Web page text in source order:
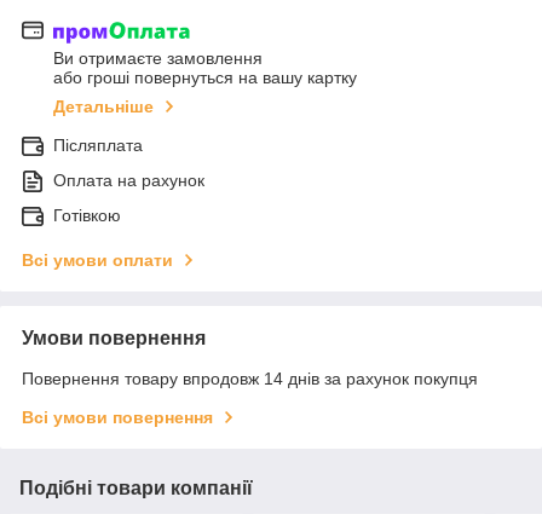
Ви отримаєте замовлення
або гроші повернуться на вашу картку
Детальніше
Післяплата
Оплата на рахунок
Готівкою
Всі умови оплати
Умови повернення
Повернення товару впродовж 14 днів за рахунок покупця
Всі умови повернення
Подібні товари компанії